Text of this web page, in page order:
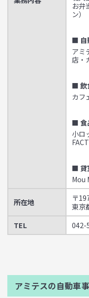
お弁
ン）
■ 自
アミ
店・
■ 飲
カフ
■ 食
小ロ
■ 貸
Mou
所在地
〒
東京
TEL
042-
アミテスの自動車